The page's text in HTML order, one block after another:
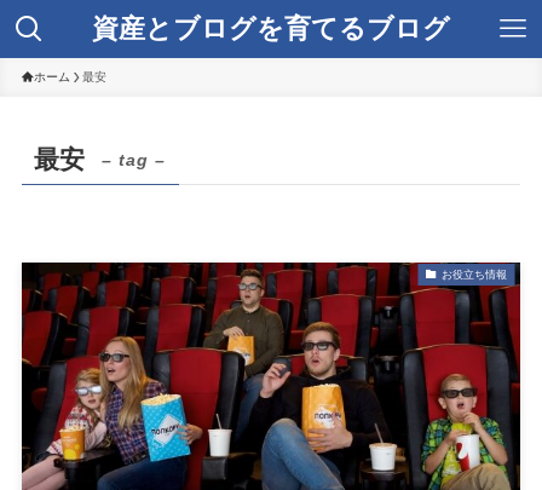
資産とブログを育てるブログ
ホーム 最安
最安 – tag –
お役立ち情報